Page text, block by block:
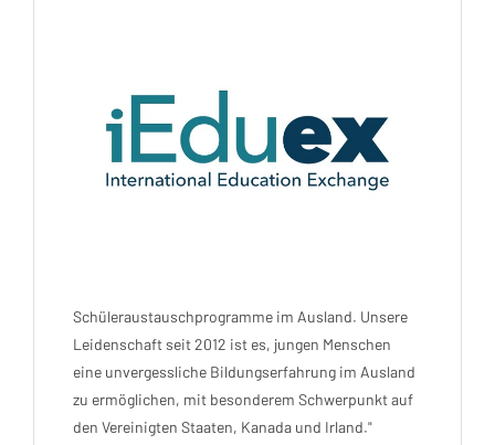
Schüleraustauschprogramme im Ausland. Unsere
Leidenschaft seit 2012 ist es, jungen Menschen
eine unvergessliche Bildungserfahrung im Ausland
zu ermöglichen, mit besonderem Schwerpunkt auf
den Vereinigten Staaten, Kanada und Irland."